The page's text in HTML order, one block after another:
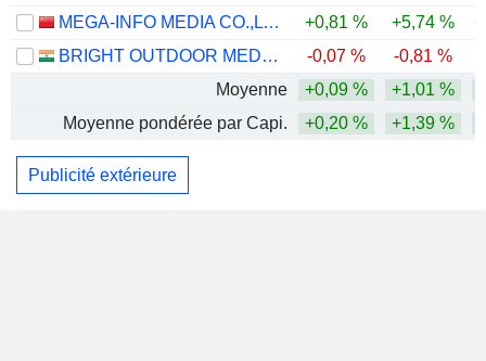
MEGA-INFO MEDIA CO.,LTD.
+0,81 % +5,74 %
BRIGHT OUTDOOR MEDIA LIMITED
-0,07 % -0,81 %
Moyenne
+0,09 % +1,01 %
Moyenne pondérée par Capi.
+0,20 % +1,39 %
Publicité extérieure